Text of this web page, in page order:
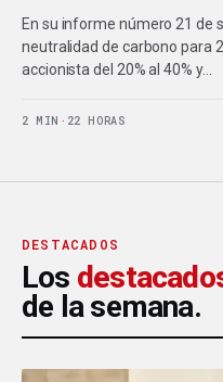
En su informe número 21 de
neutralidad de carbono para
accionista del 20% al 40% y…
2 MIN · 22 HORAS
DESTACADOS
Los
de la semana.